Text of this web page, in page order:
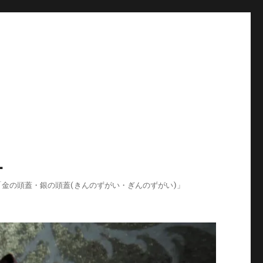
の頭蓋・銀の頭蓋(きんのずがい・ぎんのずがい)」